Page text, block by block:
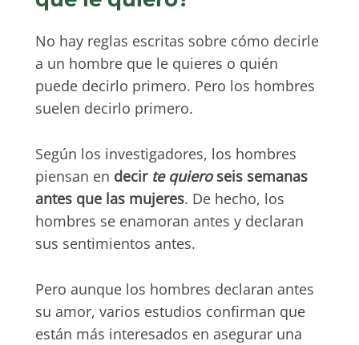
No hay reglas escritas sobre cómo decirle
a un hombre que le quieres o quién
puede decirlo primero. Pero los hombres
suelen decirlo primero.
Según los investigadores, los hombres
piensan en decir te quieroseis semanas
antes que las mujeres. De hecho, los
hombres se enamoran antes y declaran
sus sentimientos antes.
Pero aunque los hombres declaran antes
su amor, varios estudios confirman que
están más interesados en asegurar una